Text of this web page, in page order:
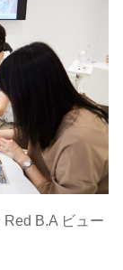
B.A ビュー